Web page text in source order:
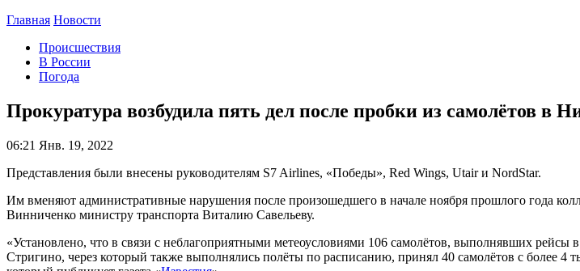
Главная Новости
Происшествия
В России
Погода
Прокуратура возбудила пять дел после пробки из самолётов в
06:21 Янв. 19, 2022
Представления были внесены руководителям S7 Airlines, «Победы», Red Wings, Utair и NordStar.
Им вменяют административные нарушения после произошедшего в начале ноября прошлого года
Винниченко министру транспорта Виталию Савельеву.
«Установлено, что в связи с неблагоприятными метеоусловиями 106 самолётов, выполнявших
Стригино, через который также выполнялись полёты по расписанию, принял 40 самолётов с более